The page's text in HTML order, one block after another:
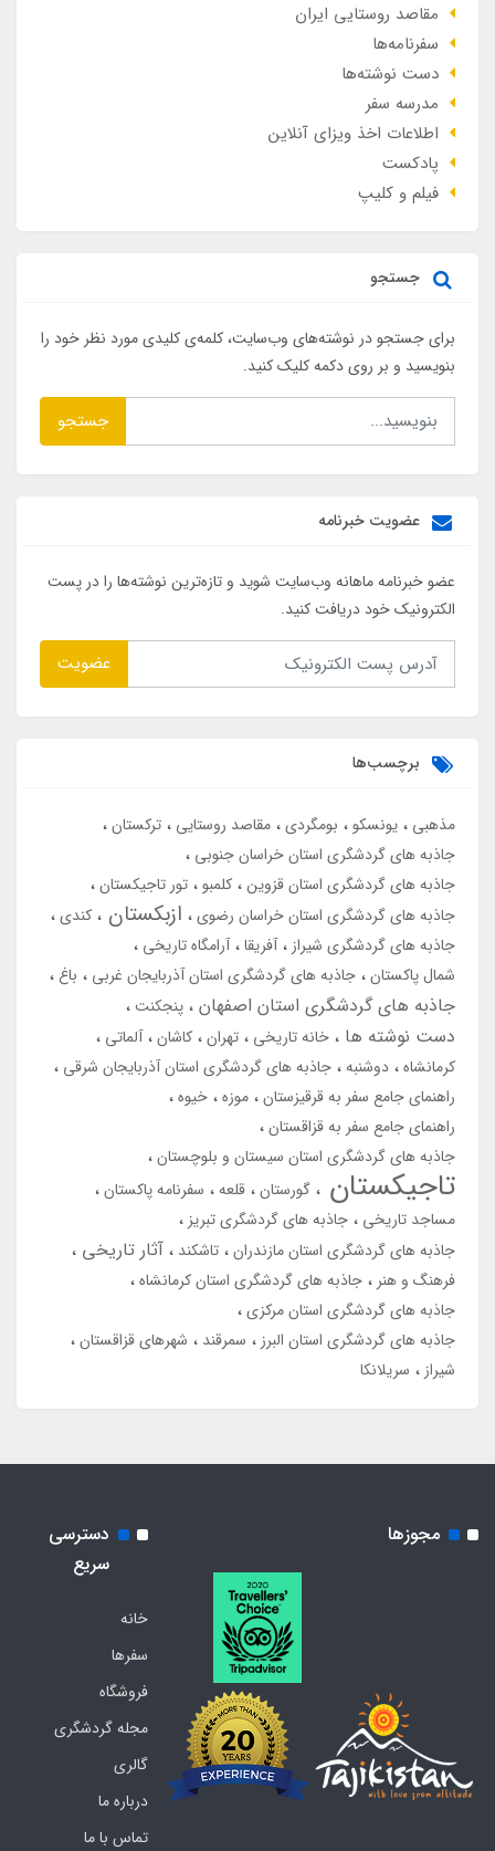
مقاصد روستایی ایران
سفرنامه‌ها
دست نوشته‌ها
مدرسه سفر
اطلاعات اخذ ویزای آنلاین
پادکست
فیلم و کلیپ
جستجو
برای جستجو در نوشته‌های وب‌سایت، کلمه‌ی کلیدی مورد نظر خود را
بنویسید و بر روی دکمه کلیک کنید.
جستجو
عضویت خبرنامه
عضو خبرنامه ماهانه وب‌سایت شوید و تازه‌ترین نوشته‌ها را در پست
الکترونیک خود دریافت کنید.
عضویت
برچسب‌ها
مذهبی یونسکو بومگردی مقاصد روستایی
ترکستان
جاذبه های گردشگری استان خراسان جنوبی
جاذبه های گردشگری استان قزوین کلمبو تور تاجیکستان
جاذبه های گردشگری استان خراسان رضوی
ازبکستان
کندی
جاذبه های گردشگری شیراز
آفریقا آرامگاه تاریخی
شمال پاکستان جاذبه های گردشگری استان آذربایجان غربی باغ
جاذبه های گردشگری استان اصفهان پنجکنت
دست نوشته ها خانه تاریخی تهران کاشان آلماتی
کرمانشاه دوشنبه جاذبه های گردشگری استان آذربایجان شرقی
راهنمای جامع سفر به قرقیزستان موزه خیوه
راهنمای جامع سفر به قزاقستان
جاذبه های گردشگری استان سیستان و بلوچستان
تاجیکستان گورستان قلعه
سفرنامه پاکستان
مساجد تاریخی
جاذبه های گردشگری تبریز
جاذبه های گردشگری استان مازندران تاشکند آثار تاریخی
فرهنگ و هنر
جاذبه های گردشگری استان کرمانشاه
جاذبه های گردشگری استان مرکزی
جاذبه های گردشگری استان البرز
سمرقند
شهرهای قزاقستان
شیراز
سریلانکا
مجوزها
دسترسی
سریع
خانه
سفرها
فروشگاه
مجله گردشگری
گالری
درباره ما
تماس با ما